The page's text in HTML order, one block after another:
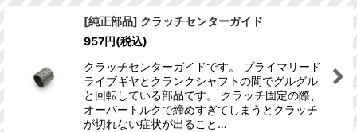
[純正部品] クラッチセンターガイド
957円(税込)
クラッチセンターガイドです。 プライマリード
ライブギヤとクランクシャフトの間でグルグル
と回転している部品です。 クラッチ固定の際、
オーバートルクで締めすぎてしまうとクラッチ
が切れない症状が出ること…